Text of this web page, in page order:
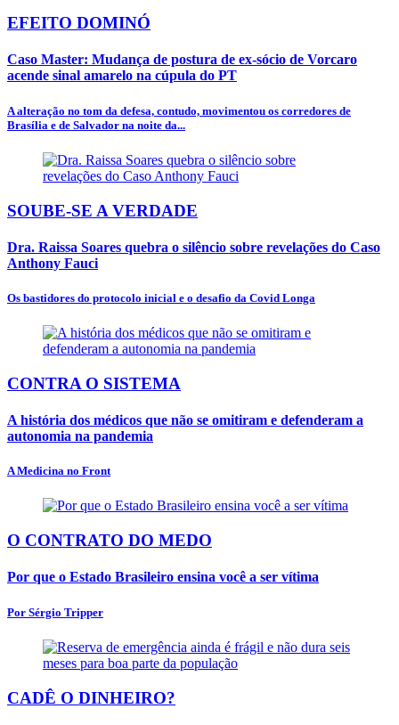
EFEITO DOMINÓ
Caso Master: Mudança de postura de ex-sócio de Vorcaro
acende sinal amarelo na cúpula do PT
A alteração no tom da defesa, contudo, movimentou os corredores de
Brasília e de Salvador na noite da...
SOUBE-SE A VERDADE
Dra. Raissa Soares quebra o silêncio sobre revelações do Caso
Anthony Fauci
Os bastidores do protocolo inicial e o desafio da Covid Longa
CONTRA O SISTEMA
A história dos médicos que não se omitiram e defenderam a
autonomia na pandemia
A Medicina no Front
O CONTRATO DO MEDO
Por que o Estado Brasileiro ensina você a ser vítima
Por Sérgio Tripper
CADÊ O DINHEIRO?